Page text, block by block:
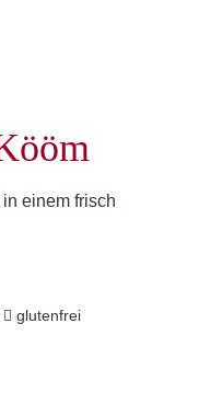
einem frisch
glutenfrei